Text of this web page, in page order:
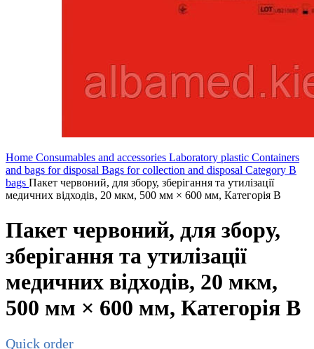
Home Consumables and accessories Laboratory plastic Containers
and bags for disposal Bags for collection and disposal Category B
bags Пакет червоний, для збору, зберігання та утилізації
медичних відходів, 20 мкм, 500 мм × 600 мм, Категорія В
Пакет червоний, для збору,
зберігання та утилізації
медичних відходів, 20 мкм,
500 мм × 600 мм, Категорія В
Quick order